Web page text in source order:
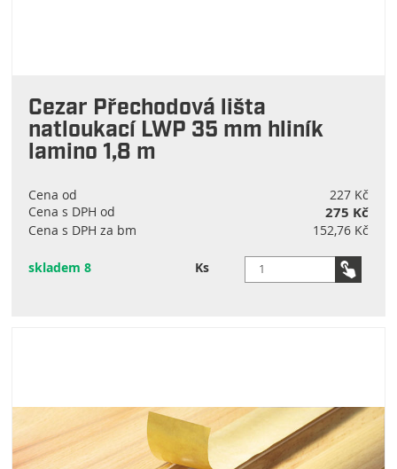
Cezar Přechodová lišta
natloukací LWP 35 mm hliník
lamino 1,8 m
Cena od
227 Kč
Cena s DPH od
275 Kč
Cena s DPH za bm 152,76 Kč
skladem 8 Ks